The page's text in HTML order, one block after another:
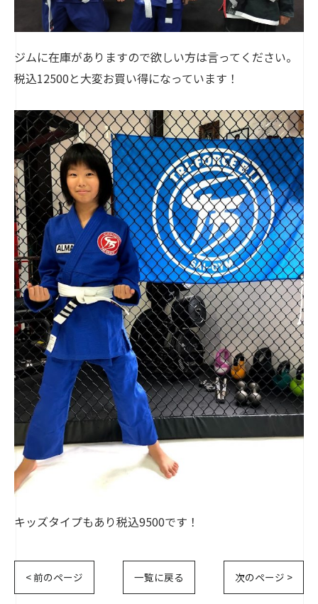
ジムに在庫がありますので欲しい方は言ってください。
税込12500と大変お買い得になっています！
キッズタイプもあり税込9500です！
< 前のページ 一覧に戻る 次のページ >